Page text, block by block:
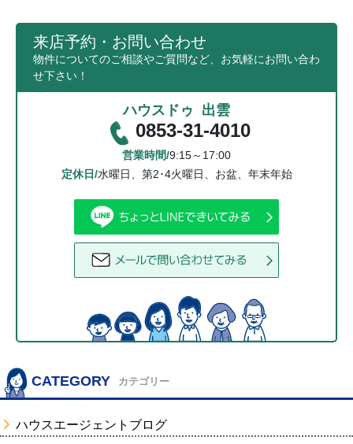
来店予約・お問い合わせ
物件についてのご相談やご質問など、お気軽にお問い合わ
せ下さい！
ハウスドゥ 出雲
0853-31-4010
営業時間/9:15～17:00
定休日/水曜日、第2･4火曜日、お盆、年末年始
CATEGORY カテゴリー
ハウスエージェントブログ